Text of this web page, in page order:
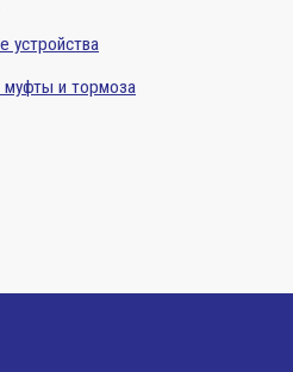
устройства
муфты и тормоза